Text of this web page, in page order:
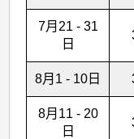
7月21 - 31
日
8月1 - 10日
8月11 - 20
日